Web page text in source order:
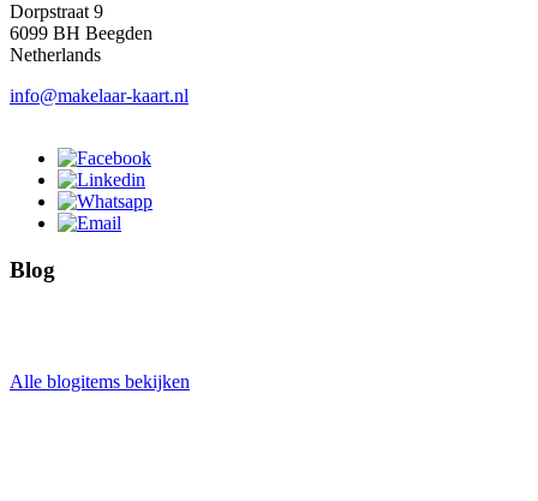
Dorpstraat 9
6099 BH Beegden
Netherlands
info@makelaar-kaart.nl
Blog
Alle blogitems bekijken